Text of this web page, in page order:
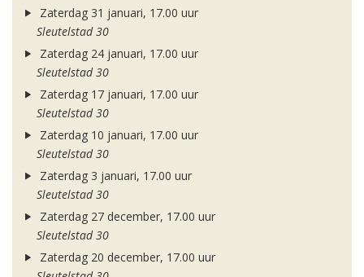
Zaterdag 31 januari, 17.00 uur
Sleutelstad 30
Zaterdag 24 januari, 17.00 uur
Sleutelstad 30
Zaterdag 17 januari, 17.00 uur
Sleutelstad 30
Zaterdag 10 januari, 17.00 uur
Sleutelstad 30
Zaterdag 3 januari, 17.00 uur
Sleutelstad 30
Zaterdag 27 december, 17.00 uur
Sleutelstad 30
Zaterdag 20 december, 17.00 uur